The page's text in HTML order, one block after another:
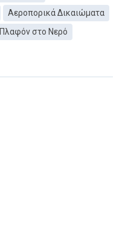
Αεροπορικά Δικαιώματα
Πλαφόν στο Νερό